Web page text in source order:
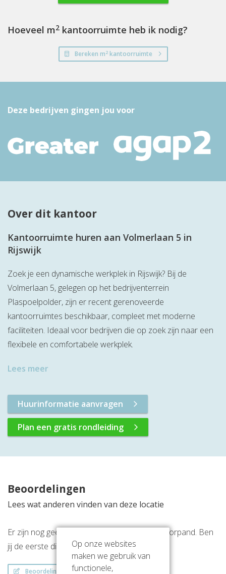
Hoeveel m2 kantoorruimte heb ik nodig?
Bereken m2kantoorruimte
Deze bedrijven gingen jou voor
Over dit kantoor
Kantoorruimte huren aan Volmerlaan 5 in
Rijswijk
Zoek je een dynamische werkplek in Rijswijk? Bij de
Volmerlaan 5, gelegen op het bedrijventerrein
Plaspoelpolder, zijn er recent gerenoveerde
kantoorruimtes beschikbaar, compleet met moderne
faciliteiten. Ideaal voor bedrijven die op zoek zijn naar een
flexibele en comfortabele werkplek.
Lees meer
Huurinformatie aanvragen
Plan een gratis rondleiding
Beoordelingen
Lees wat anderen vinden van deze locatie
Er zijn nog geen beoordelingen over dit kantoorpand. Ben
jij de eerste die een beoordeling achterlaat?
Beoordeling schrijven
Op onze websites
maken we gebruik van
functionele,